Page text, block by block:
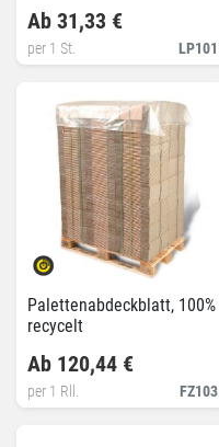
LP101
Ab 31,33 €
per 1 St.
Palettenabdeckblatt, 100%
recycelt
FZ103
Ab 120,44 €
per 1 Rll.